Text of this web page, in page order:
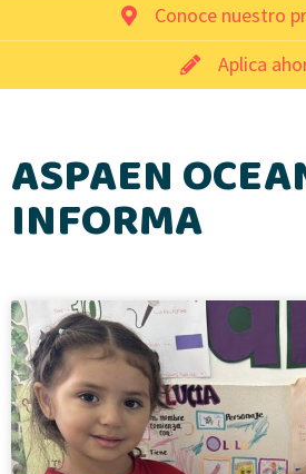
Conoce nuestro
Aplica
ASPAEN
INFORMA